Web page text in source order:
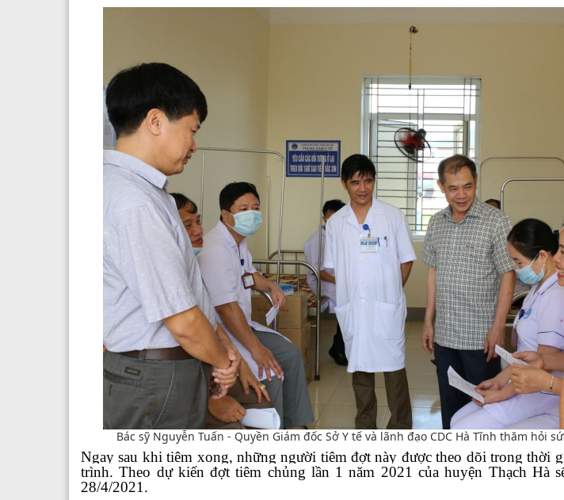
Bác sỹ Nguyễn Tuấn - Quyền Giám đốc Sở Y tế và lãnh đạo CDC Hà Tĩnh thăm hỏi
Ngay sau khi tiêm xong, những người tiêm đợt này được theo dõi trong thời
trình. Theo dự kiến đợt tiêm chủng lần 1 năm 2021 của huyện Thạch Hà
28/4/2021.